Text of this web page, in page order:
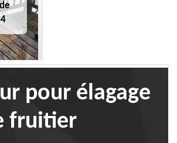
pour élagage
fruitier